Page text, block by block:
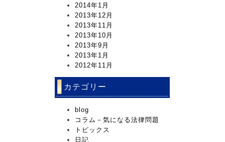
2014年1月
2013年12月
2013年11月
2013年10月
2013年9月
2013年1月
2012年11月
カテゴリー
blog
コラム－気になる法律問題
トピックス
日記